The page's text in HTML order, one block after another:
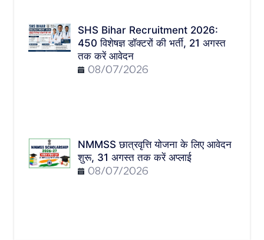
SHS Bihar Recruitment 2026:
450 विशेषज्ञ डॉक्टरों की भर्ती, 21 अगस्त
तक करें आवेदन
08/07/2026
NMMSS छात्रवृत्ति योजना के लिए आवेदन
शुरू, 31 अगस्त तक करें अप्लाई
08/07/2026